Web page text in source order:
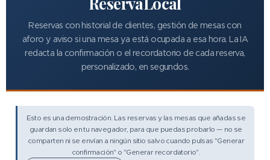
Reservas con historial de clientes, gestión de mesas con
aforo y aviso si una mesa ya está ocupada a esa hora. La IA
redacta la confirmación o el recordatorio de cada reserva,
personalizado, en segundos.
Esto es una demostración. Las reservas y las mesas que añadas se
guardan solo en tu navegador, para que puedas probarlo — no se
comparten ni se envían a ningún sitio salvo cuando pulsas "Generar
confirmación" o "Generar recordatorio".